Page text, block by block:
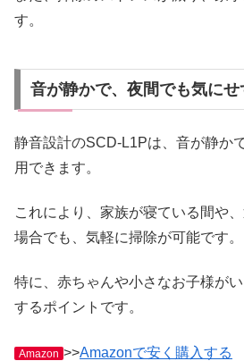
す。
音が静かで、夜間でも気にせ
静音設計のSCD-L1Pは、音が静か
用できます。
これにより、家族が寝ている間や
場合でも、気軽に掃除が可能です。
特に、赤ちゃんや小さなお子様が
するポイントです。
Amazon >>Amazonで安く購入する